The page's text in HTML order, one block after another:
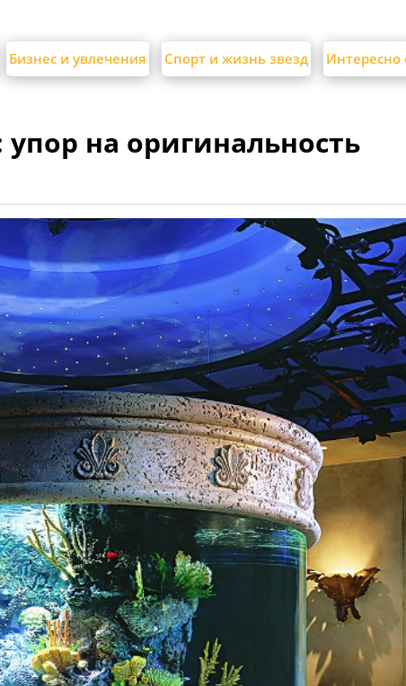
Бизнес и увлечения Спорт и жизнь звезд
на оригинальность